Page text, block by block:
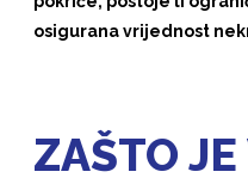
osigurana vrijednost
ZAŠTO